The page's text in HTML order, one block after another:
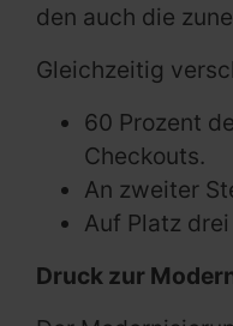
den auch die
Gleichzeitig
60 Prozent
Checkouts.
An zweiter
Auf Platz
Druck zur